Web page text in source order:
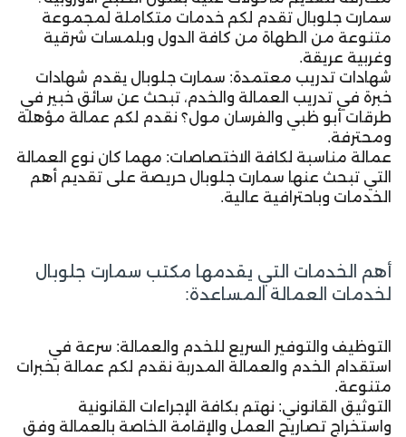
سمارت جلوبال تقدم لكم خدمات متكاملة لمجموعة
متنوعة من الطهاة من كافة الدول وبلمسات شرقية
وغربية عريقة.
شهادات تدريب معتمدة: سمارت جلوبال يقدم شهادات
خبرة في تدريب العمالة والخدم، تبحث عن سائق خبير في
طرقات أبو ظبي والفرسان مول؟ نقدم لكم عمالة مؤهلة
ومحترفة.
عمالة مناسبة لكافة الاختصاصات: مهما كان نوع العمالة
التي تبحث عنها سمارت جلوبال حريصة على تقديم أهم
الخدمات وباحترافية عالية.
أهم الخدمات التي يقدمها مكتب سمارت جلوبال
لخدمات العمالة المساعدة:
التوظيف والتوفير السريع للخدم والعمالة: سرعة في
استقدام الخدم والعمالة المدربة نقدم لكم عمالة بخبرات
متنوعة.
التوثيق القانوني: نهتم بكافة الإجراءات القانونية
واستخراج تصاريح العمل والإقامة الخاصة بالعمالة وفق